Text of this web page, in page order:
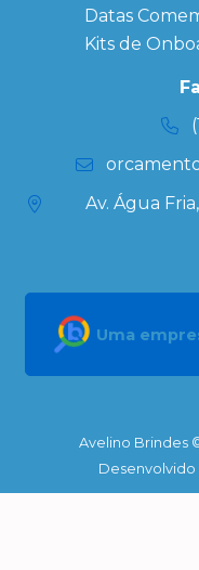
Datas
Kits de
Av. Água
Uma
Avelino Brindes
Desenvolvido